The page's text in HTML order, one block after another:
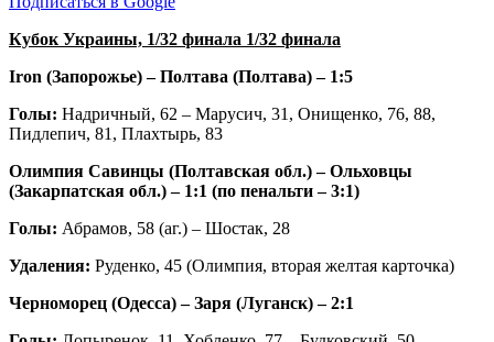
Кубок Украины, 1/32 финала 1/32 финала
Iron (Запорожье) – Полтава (Полтава) – 1:5
Голы: Надричный, 62 – Марусич, 31, Онищенко, 76, 88,
Пидлепич, 81, Плахтырь, 83
Олимпия Савинцы (Полтавская обл.) – Ольховцы
(Закарпатская обл.) – 1:1 (по пенальти – 3:1)
Голы: Абрамов, 58 (аг.) – Шостак, 28
Удаления: Руденко, 45 (Олимпия, вторая желтая карточка)
Черноморец (Одесса) – Заря (Луганск) – 2:1